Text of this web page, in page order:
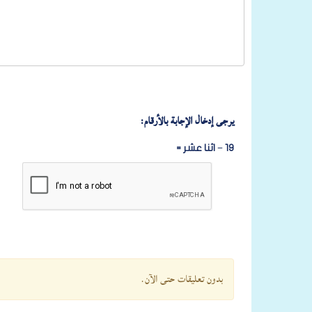
يرجى إدخال الإجابة بالأرقام:
19 − اثنا عشر =
بدون تعليقات حتى الآن.